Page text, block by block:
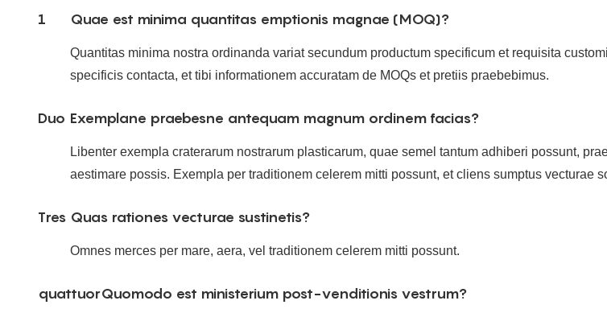
1 Quae est minima quantitas emptionis magnae (MOQ)?
Quantitas minima nostra ordinanda variat secundum productum specificum et requisita
specificis contacta, et tibi informationem accuratam de MOQs et pretiis praebebimus.
Duo Exemplane praebesne antequam magnum ordinem facias?
Libenter exempla craterarum nostrarum plasticarum, quae semel tantum adhiberi possunt,
aestimare possis. Exempla per traditionem celerem mitti possunt, et cliens sumptus vecturae
Tres Quas rationes vecturae sustinetis?
Omnes merces per mare, aera, vel traditionem celerem mitti possunt.
quattuorQuomodo est ministerium post-venditionis vestrum?